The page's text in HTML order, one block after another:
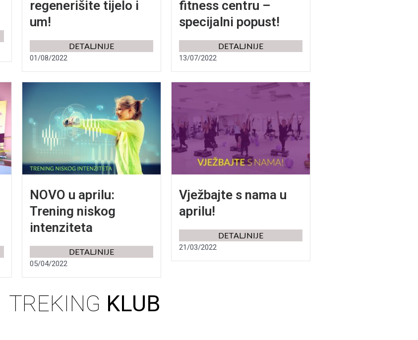
regenerišite tijelo i
um!
DETALJNIJE
01/08/2022
fitness centru –
specijalni popust!
DETALJNIJE
13/07/2022
NOVO u aprilu:
Trening niskog
intenziteta
DETALJNIJE
05/04/2022
Vježbajte s nama u
aprilu!
DETALJNIJE
21/03/2022
TREKING KLUB